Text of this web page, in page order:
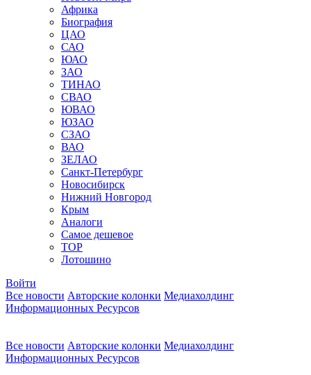
Африка
Биография
ЦАО
САО
ЮАО
ЗАО
ТИНАО
СВАО
ЮВАО
ЮЗАО
СЗАО
ВАО
ЗЕЛАО
Санкт-Петербург
Новосибирск
Нижний Новгород
Крым
Аналоги
Самое дешевое
TOP
Лотошино
Войти
Все новости Авторские колонки Медиахолдинг
Информационных Ресурсов
Все новости Авторские колонки Медиахолдинг
Информационных Ресурсов